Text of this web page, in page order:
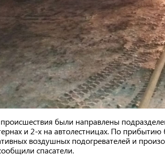
были направлены
и 2-х на автолестницах. По прибытию
воздушных подогревателей и
спасатели.